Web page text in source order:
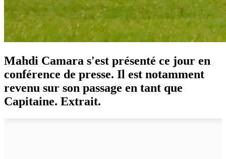
Mahdi Camara s'est présenté ce jour en
conférence de presse. Il est notamment
revenu sur son passage en tant que
Capitaine. Extrait.